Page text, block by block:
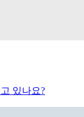
있나요?